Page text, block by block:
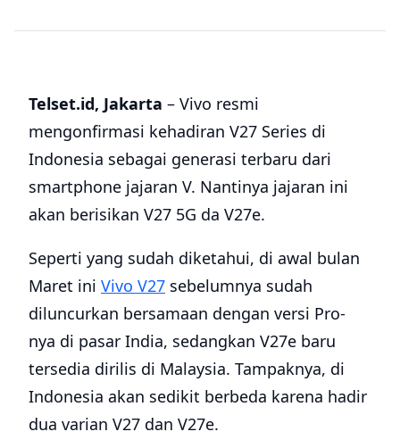
Telset.id, Jakarta – Vivo resmi
mengonfirmasi kehadiran V27 Series di
Indonesia sebagai generasi terbaru dari
smartphone jajaran V. Nantinya jajaran ini
akan berisikan V27 5G da V27e.
Seperti yang sudah diketahui, di awal bulan
Maret ini Vivo V27 sebelumnya sudah
diluncurkan bersamaan dengan versi Pro-
nya di pasar India, sedangkan V27e baru
tersedia dirilis di Malaysia. Tampaknya, di
Indonesia akan sedikit berbeda karena hadir
dua varian V27 dan V27e.